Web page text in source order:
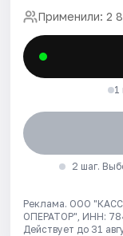
Применили: 2
1
2 шаг.
Реклама. ООО
ОПЕРАТОР", ИНН:
Действует до 31